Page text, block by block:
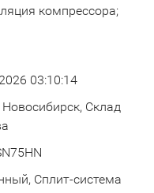
компрессора;
03:10:14
Склад
Сплит-система